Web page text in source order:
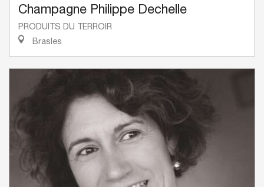
Champagne Philippe Dechelle
PRODUITS DU TERROIR
Brasles